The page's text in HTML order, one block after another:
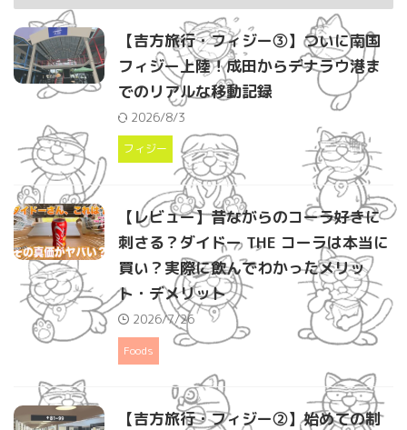
【吉方旅行・フィジー③】ついに南国
フィジー上陸！成田からデナラウ港ま
でのリアルな移動記録
2026/8/3
フィジー
【レビュー】昔ながらのコーラ好きに
刺さる？ダイドー THE コーラは本当に
買い？実際に飲んでわかったメリッ
ト・デメリット
2026/7/26
Foods
【吉方旅行・フィジー②】始めての制